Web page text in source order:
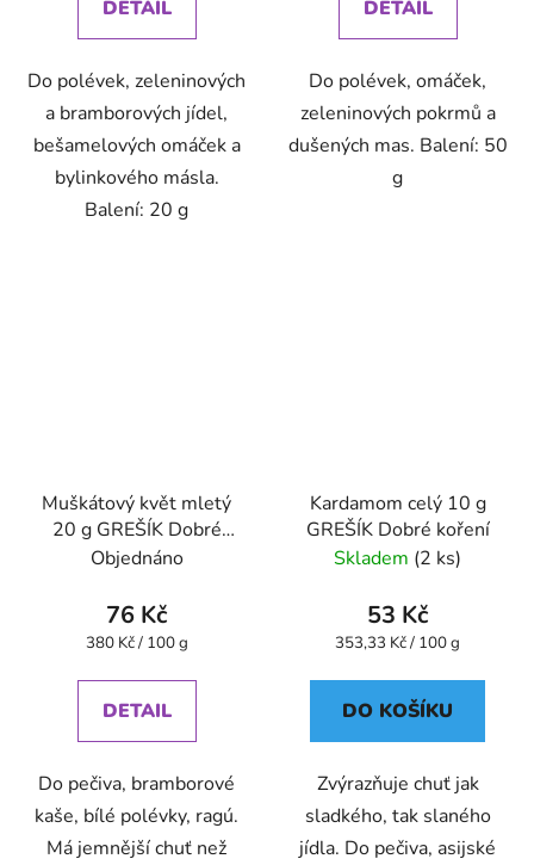
DETAIL
Do polévek, zeleninových
a bramborových jídel,
bešamelových omáček a
bylinkového másla.
Balení: 20 g
DETAIL
Do polévek, omáček,
zeleninových pokrmů a
dušených mas. Balení: 50
g
Muškátový květ mletý
20 g GREŠÍK Dobré
koření
Objednáno
76 Kč
Měrná
380 Kč / 100 g
DETAIL
Do pečiva, bramborové
kaše, bílé polévky, ragú.
Má jemnější chuť než
Kardamom celý 10 g
GREŠÍK Dobré koření
Skladem (2 ks)
53 Kč
Měrná
353,33 Kč / 100 g
DO KOŠÍKU
Zvýrazňuje chuť jak
sladkého, tak slaného
jídla. Do pečiva, asijské